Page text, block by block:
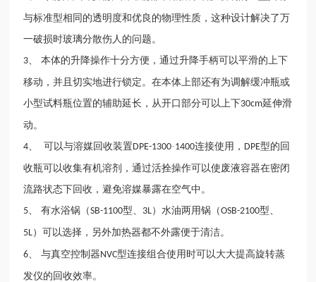
与标准型相同的透明度和优良的物理性质，这种设计解决了万
一破损时玻璃分散伤人的问题。
3 、 本体的升降操作十分方便，通过升降手柄可以平滑的上下
移动，并且切实地进行锁定。在本体上部还有为调解缓冲瓶或
小型试料瓶位置的辅助延长，从开口部分可以上下30cm延伸滑
动。
4 、 可以与溶媒回收装置DPE-1300· 1400连接使用， DPE型的回
收瓶可以收集有机溶剂，通过活拴操作可以使废液容器在密闭
流路状态下回收，避免溶媒暴露在空气中。
5 、 有水浴锅（SB-1100型、 3L）水油两用锅（OSB-2100型、
5L）可以选择，另外加热器都不外露便于清洁。
6 、 与真空控制器 NVC型连接组合使用时可以大大提高旋转蒸
发仪的回收效率。